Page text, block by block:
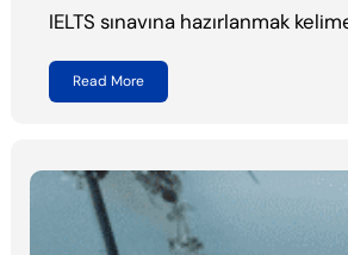
IELTS sınavına hazırlanmak
Read More